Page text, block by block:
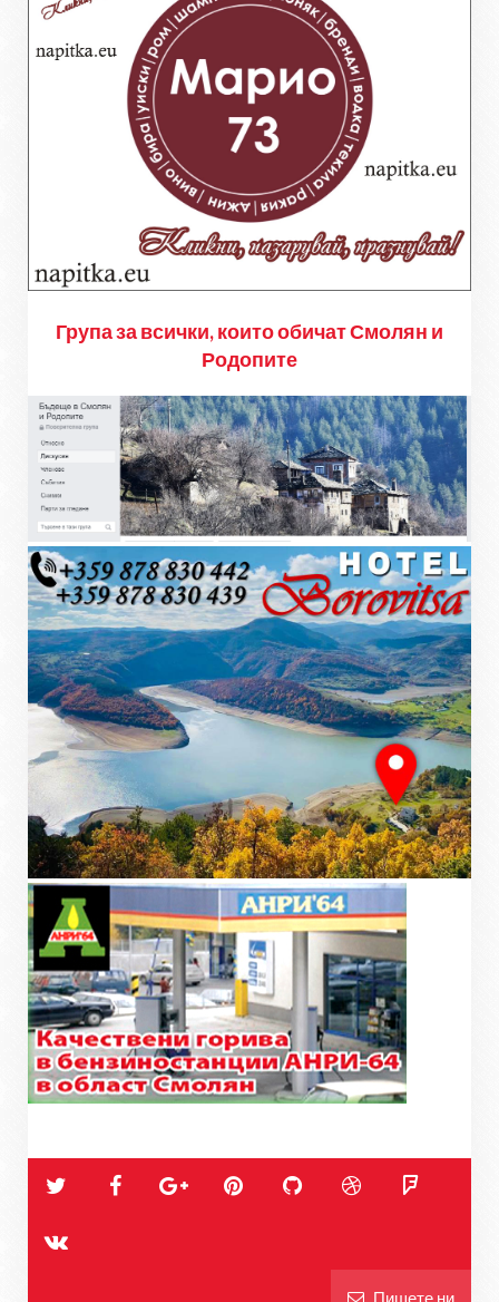
Група за всички, които обичат Смолян и
Родопите
Пишете ни